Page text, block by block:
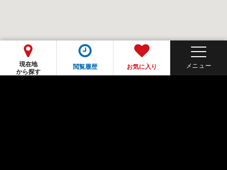
現在地
から探す
閲覧履歴 お気に入り